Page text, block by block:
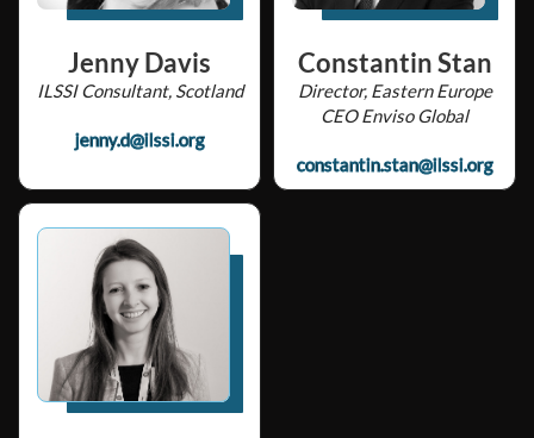
Jenny Davis
ILSSI Consultant, Scotland
jenny.d@ilssi.org
Constantin Stan
Director, Eastern Europe
CEO Enviso Global
constantin.stan@ilssi.org